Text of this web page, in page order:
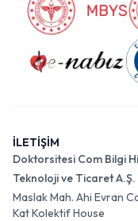
İLETİŞİM
Doktorsitesi Com Bilgi
Teknoloji ve Ticaret A.Ş.
Maslak Mah. Ahi Evran
Kat Kolektif House